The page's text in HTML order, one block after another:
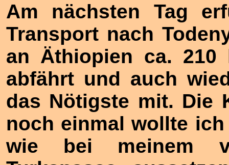
Am nächsten Tag
Transport nach
an Äthiopien ca.
abfährt und auch
das Nötigste mit. Die
noch einmal wollte
wie bei meinem